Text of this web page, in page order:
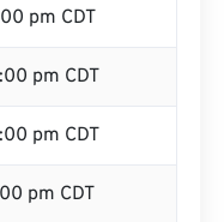
pm CDT
pm CDT
pm CDT
pm CDT